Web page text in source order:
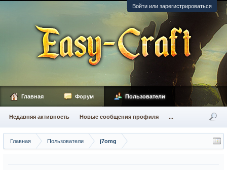
Войти или зарегистрироваться
Главная Пользователи j7omg
Главная Форум Пользователи
Недавняя активность Новые сообщения профиля ...